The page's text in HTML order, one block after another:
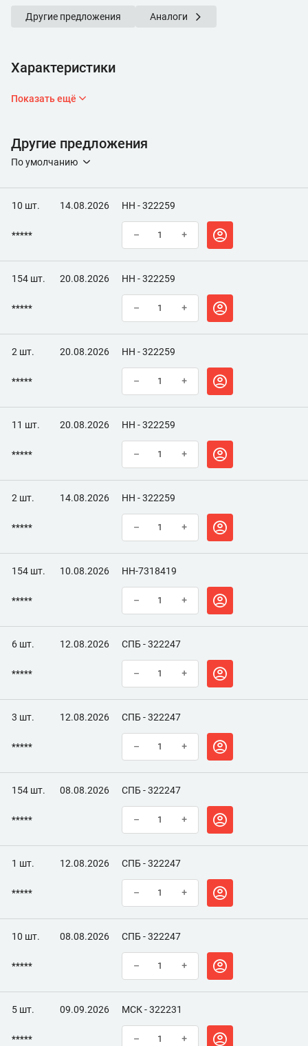
Другие предложения Аналоги
Характеристики
Показать ещё
Другие предложения
По умолчанию
10 шт. 14.08.2026 НН - 322259
***** – +
154 шт. 20.08.2026 НН - 322259
***** – +
2 шт. 20.08.2026 НН - 322259
***** – +
11 шт. 20.08.2026 НН - 322259
***** – +
2 шт. 14.08.2026 НН - 322259
***** – +
154 шт. 10.08.2026 НН-7318419
***** – +
6 шт. 12.08.2026 СПБ - 322247
***** – +
3 шт. 12.08.2026 СПБ - 322247
***** – +
154 шт. 08.08.2026 СПБ - 322247
***** – +
1 шт. 12.08.2026 СПБ - 322247
***** – +
10 шт. 08.08.2026 СПБ - 322247
***** – +
5 шт. 09.09.2026 МСК - 322231
***** – +